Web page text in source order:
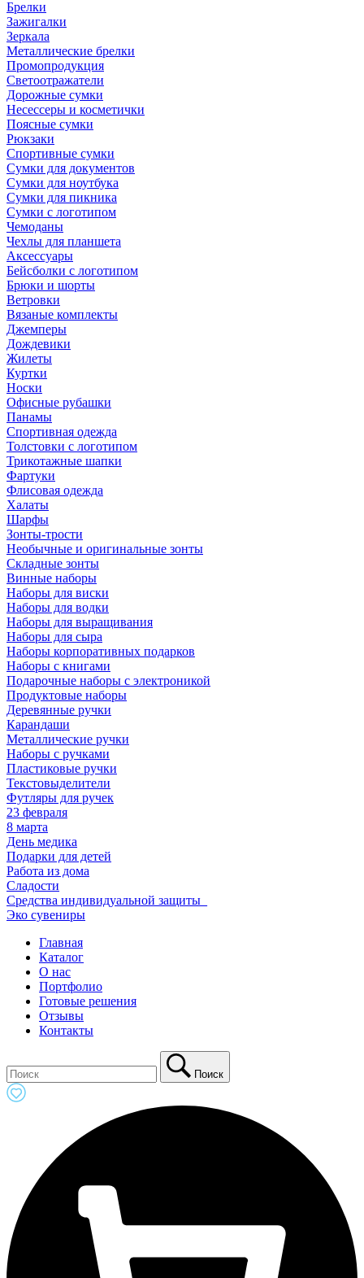
Брелки
Зажигалки
Зеркала
Металлические брелки
Промопродукция
Светоотражатели
Дорожные сумки
Несессеры и косметички
Поясные сумки
Рюкзаки
Спортивные сумки
Сумки для документов
Сумки для ноутбука
Сумки для пикника
Сумки с логотипом
Чемоданы
Чехлы для планшета
Аксессуары
Бейсболки с логотипом
Брюки и шорты
Ветровки
Вязаные комплекты
Джемперы
Дождевики
Жилеты
Куртки
Носки
Офисные рубашки
Панамы
Спортивная одежда
Толстовки с логотипом
Трикотажные шапки
Фартуки
Флисовая одежда
Халаты
Шарфы
Зонты-трости
Необычные и оригинальные зонты
Складные зонты
Винные наборы
Наборы для виски
Наборы для водки
Наборы для выращивания
Наборы для сыра
Наборы корпоративных подарков
Наборы с книгами
Подарочные наборы с электроникой
Продуктовые наборы
Деревянные ручки
Карандаши
Металлические ручки
Наборы с ручками
Пластиковые ручки
Текстовыделители
Футляры для ручек
23 февраля
8 марта
День медика
Подарки для детей
Работа из дома
Сладости
Средства индивидуальной защиты_
Эко сувениры
Главная
Каталог
О нас
Портфолио
Готовые решения
Отзывы
Контакты
Поиск